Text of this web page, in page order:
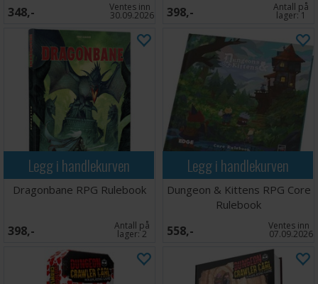
348,- Ventes inn
30.09.2026 398,- Antall på
lager:1
Legg i handlekurven
Dragonbane RPG Rulebook
398,- Antall på
lager:2
Legg i handlekurven
Dungeon & Kittens RPG Core
Rulebook
558,- Ventes inn
07.09.2026